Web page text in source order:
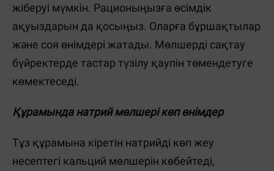
жіберуі мүмкін. Рационыңызға өсімдік
ақуыздарын да қосыңыз. Оларға бұршақтылар
және соя өнімдері жатады. Мөлшерді сақтау
бүйректерде тастар түзілу қаупін төмендетуге
көмектеседі.
Құрамында натрий мөлшері көп өнімдер
Тұз құрамына кіретін натрийді көп жеу
несептегі кальций мөлшерін көбейтеді,